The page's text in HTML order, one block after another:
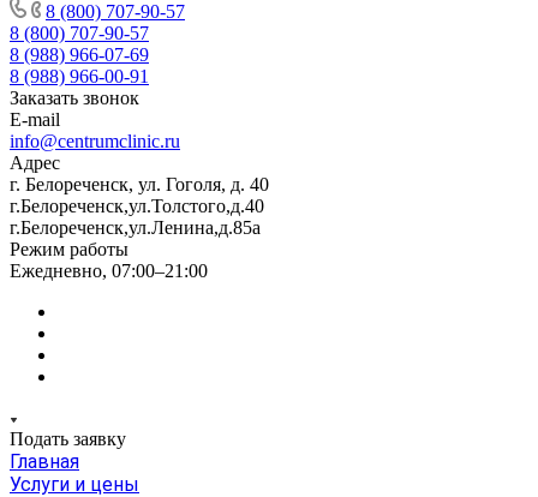
8 (800) 707-90-57
8 (800) 707-90-57
8 (988) 966-07-69
8 (988) 966-00-91
Заказать звонок
E-mail
info@centrumclinic.ru
Адрес
г. Белореченск, ул. Гоголя, д. 40
г.Белореченск,ул.Толстого,д.40
г.Белореченск,ул.Ленина,д.85а
Режим работы
Ежедневно, 07:00–21:00
Подать заявку
Главная
Услуги и цены